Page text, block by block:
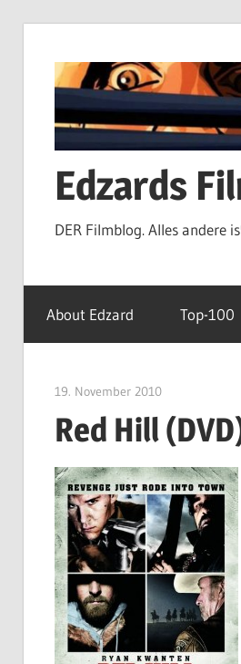
Inhalt
springen
Edzards
DER Filmblog. Alles andere
About Edzard Top-100
19. November 2010edzehard
Red Hill